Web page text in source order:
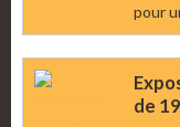
pour
de